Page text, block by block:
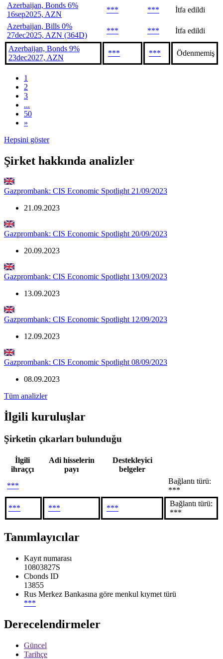
Azerbaijan, Bonds 6%
16sep2025, AZN
*** ***
İtfa edildi
Azerbaijan, Bills 0%
27dec2025, AZN (364D)
*** *** İtfa edildi
Azerbaijan, Bonds 9%
23dec2027, AZN
*** *** Ödenmemiş
1
2
3
...
50
»
Hepsini göster
Şirket hakkında analizler
Gazprombank: CIS Economic Spotlight 21/09/2023
21.09.2023
Gazprombank: CIS Economic Spotlight 20/09/2023
20.09.2023
Gazprombank: CIS Economic Spotlight 13/09/2023
13.09.2023
Gazprombank: CIS Economic Spotlight 12/09/2023
12.09.2023
Gazprombank: CIS Economic Spotlight 08/09/2023
08.09.2023
Tüm analizler
İlgili kuruluşlar
Şirketin çıkarları bulunduğu
İlgili
ihraççı
Adi hisselerin
payı
Destekleyici
belgeler
***
Bağlantı türü:
***
*** *** ***
Bağlantı türü:
***
Tanımlayıcılar
Kayıt numarası
10803827S
Cbonds ID
13855
Rus Merkez Bankasına göre menkul kıymet türü
***
Derecelendirmeler
Güncel
Tarihçe